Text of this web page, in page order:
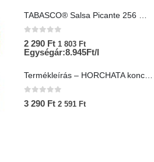
0 az 5-ből
2 290 Ft 1 803 Ft
Egységár:8.945Ft/l
Termékleírás – HORCHATA koncentrátum 1L – Lol-Tun
0 az 5-ből
3 290 Ft 2 591 Ft